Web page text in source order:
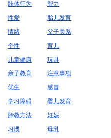
肢体行为
智力
性爱
胎儿发育
情绪
父子关系
个性
育儿
儿童健康
玩具
亲子教育
注意事项
优生
感冒
学习障碍
婴儿发育
胎教方法
妊娠
习惯
母乳